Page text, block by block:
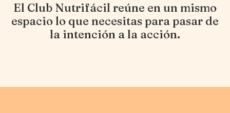
El Club Nutrifácil reúne en un mismo
espacio lo que necesitas para pasar de
la intención a la acción.